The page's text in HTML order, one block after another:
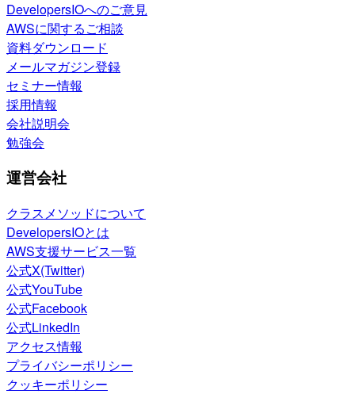
DevelopersIOへのご意見
AWSに関するご相談
資料ダウンロード
メールマガジン登録
セミナー情報
採用情報
会社説明会
勉強会
運営会社
クラスメソッドについて
DevelopersIOとは
AWS支援サービス一覧
公式X(Twitter)
公式YouTube
公式Facebook
公式LinkedIn
アクセス情報
プライバシーポリシー
クッキーポリシー